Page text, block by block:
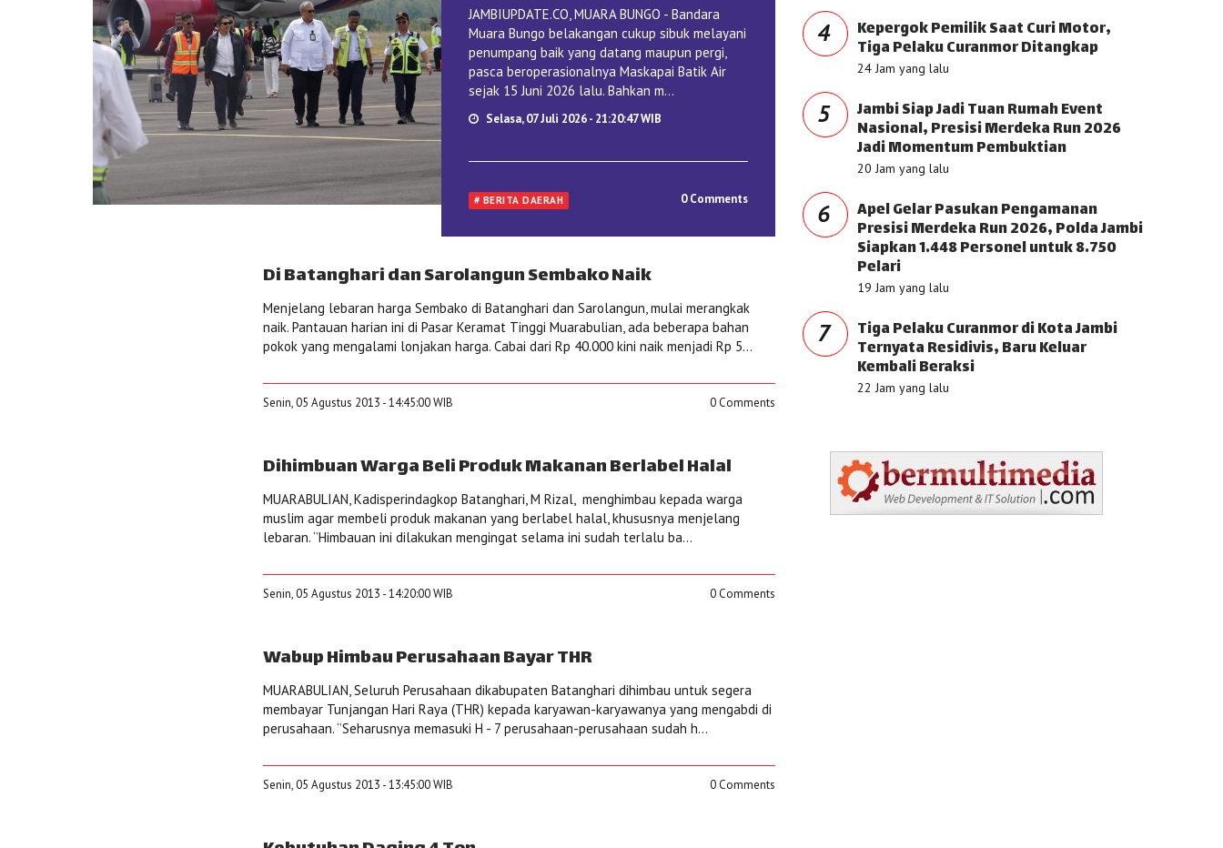
JAMBIUPDATE.CO, MUARA BUNGO - Bandara
Muara Bungo belakangan cukup sibuk melayani
penumpang baik yang datang maupun pergi,
pasca beroperasionalnya Maskapai Batik Air
sejak 15 Juni 2026 lalu. Bahkan m...
Selasa, 07 Juli 2026 - 21:20:47 WIB
# BERITA DAERAH 0 Comments
Di Batanghari dan Sarolangun Sembako Naik
Menjelang lebaran harga Sembako di Batanghari dan Sarolangun, mulai merangkak
naik. Pantauan harian ini di Pasar Keramat Tinggi Muarabulian, ada beberapa bahan
pokok yang mengalami lonjakan harga. Cabai dari Rp 40.000 kini naik menjadi Rp 5...
Senin, 05 Agustus 2013 - 14:45:00 WIB 0 Comments
Dihimbuan Warga Beli Produk Makanan Berlabel Halal
MUARABULIAN, Kadisperindagkop Batanghari, M Rizal, menghimbau kepada warga
muslim agar membeli produk makanan yang berlabel halal, khususnya menjelang
lebaran. ‘’Himbauan ini dilakukan mengingat selama ini sudah terlalu ba...
Senin, 05 Agustus 2013 - 14:20:00 WIB 0 Comments
Wabup Himbau Perusahaan Bayar THR
MUARABULIAN, Seluruh Perusahaan dikabupaten Batanghari dihimbau untuk segera
membayar Tunjangan Hari Raya (THR) kepada karyawan-karyawanya yang mengabdi di
perusahaan. ‘’Seharusnya memasuki H - 7 perusahaan-perusahaan sudah h...
Senin, 05 Agustus 2013 - 13:45:00 WIB 0 Comments
4 Kepergok Pemilik Saat Curi Motor,
Tiga Pelaku Curanmor Ditangkap
24 Jam yang lalu
5 Jambi Siap Jadi Tuan Rumah Event
Nasional, Presisi Merdeka Run 2026
Jadi Momentum Pembuktian
20 Jam yang lalu
6 Apel Gelar Pasukan Pengamanan
Presisi Merdeka Run 2026, Polda Jambi
Siapkan 1.448 Personel untuk 8.750
Pelari
19 Jam yang lalu
7 Tiga Pelaku Curanmor di Kota Jambi
Ternyata Residivis, Baru Keluar
Kembali Beraksi
22 Jam yang lalu